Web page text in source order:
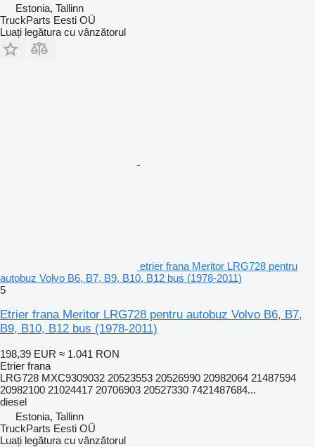
Estonia, Tallinn
TruckParts Eesti OÜ
Luați legătura cu vânzătorul
etrier frana Meritor LRG728 pentru
autobuz Volvo B6, B7, B9, B10, B12 bus (1978-2011)
5
Etrier frana Meritor LRG728 pentru autobuz Volvo B6, B7,
B9, B10, B12 bus (1978-2011)
198,39 EUR ≈ 1.041 RON
Etrier frana
LRG728 MXC9309032 20523553 20526990 20982064 21487594
20982100 21024417 20706903 20527330 7421487684...
diesel
Estonia, Tallinn
TruckParts Eesti OÜ
Luați legătura cu vânzătorul